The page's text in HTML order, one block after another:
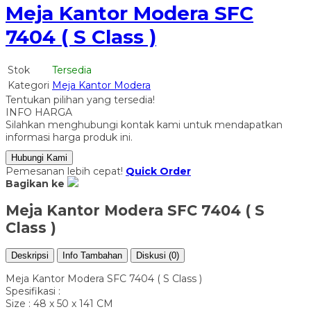
Meja Kantor Modera SFC
7404 ( S Class )
Stok
Tersedia
Kategori Meja Kantor Modera
Tentukan pilihan yang tersedia!
INFO HARGA
Silahkan menghubungi kontak kami untuk mendapatkan
informasi harga produk ini.
Hubungi Kami
Pemesanan lebih cepat! Quick Order
Bagikan ke
Meja Kantor Modera SFC 7404 ( S
Class )
Deskripsi Info Tambahan Diskusi (0)
Meja Kantor Modera SFC 7404 ( S Class )
Spesifikasi :
Size : 48 x 50 x 141 CM